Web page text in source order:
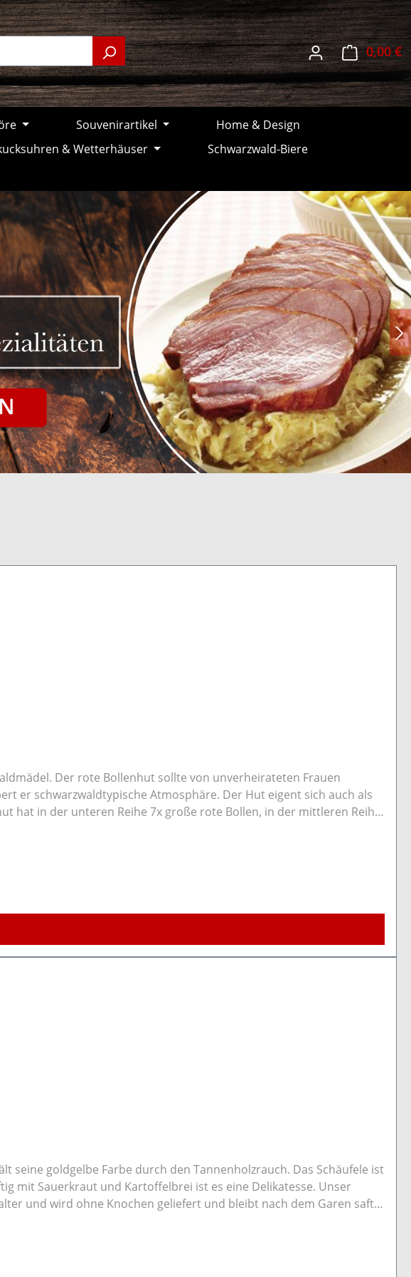
0,00 €
Souvenirartikel
Home & Design
& Wetterhäuser
Schwarzwald-Biere
Der rote Bollenhut sollte von unverheirateten Frauen
er schwarzwaldtypische Atmosphäre. Der Hut eigent sich auch als
hat in der unteren Reihe 7x große rote Bollen, in der mittleren Reihe
seine goldgelbe Farbe durch den Tannenholzrauch. Das Schäufele ist
mit Sauerkraut und Kartoffelbrei ist es eine Delikatesse. Unser
und wird ohne Knochen geliefert und bleibt nach dem Garen saftig
Jahr in der Gefriertruhe. Wir versenden vakuumiert im Kochbeutel .